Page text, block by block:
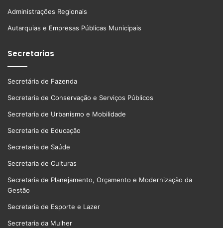
Administrações Regionais
Autarquias e Empresas Públicas Municipais
Secretarias
Secretária de Fazenda
Secretaria de Conservação e Serviços Públicos
Secretaria de Urbanismo e Mobilidade
Secretaria de Educação
Secretaria de Saúde
Secretaria de Culturas
Secretaria de Planejamento, Orçamento e Modernização da
Gestão
Secretaria de Esporte e Lazer
Secretaria da Mulher